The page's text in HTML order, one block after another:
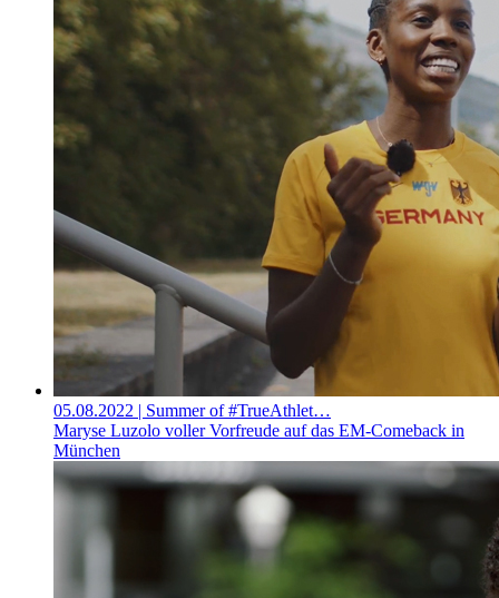
05.08.2022 | Summer of #TrueAthlet…
Maryse Luzolo voller Vorfreude auf das EM-Comeback in
München